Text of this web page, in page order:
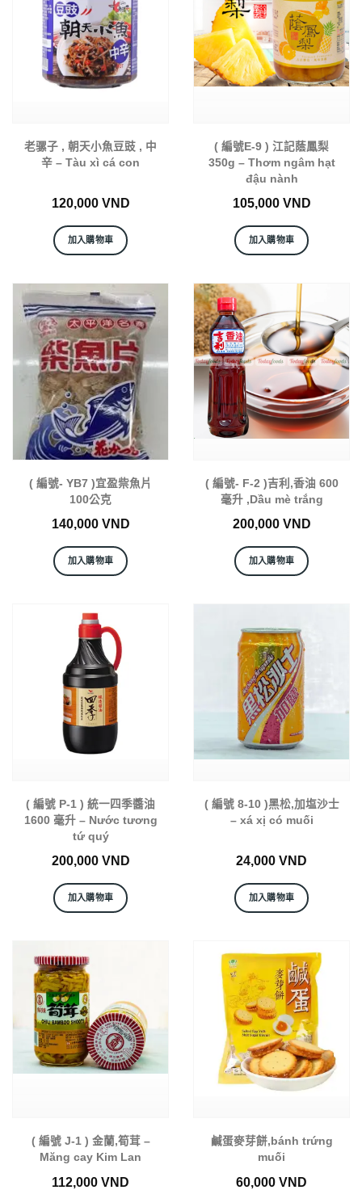
老骡子 , 朝天小魚豆豉 , 中
辛 – Tàu xì cá con
120,000 VND
加入購物車
( 編號E-9 ) 江記蔭鳳梨
350g – Thơm ngâm hạt
đậu nành
105,000 VND
加入購物車
( 編號- YB7 )宜盈祡魚片
100公克
140,000 VND
加入購物車
( 編號- F-2 )吉利,香油 600
毫升 ,Dầu mè trắng
200,000 VND
加入購物車
( 編號 P-1 ) 統一四季醬油
1600 毫升 – Nước tương
tứ quý
200,000 VND
加入購物車
( 編號 8-10 )黑松,加塩沙士
– xá xị có muối
24,000 VND
加入購物車
( 編號 J-1 ) 金蘭,筍茸 –
Măng cay Kim Lan
112,000 VND
鹹蛋麥芽餅,bánh trứng
muối
60,000 VND